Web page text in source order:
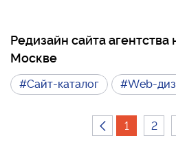
Редизайн сайта
Москве
#Сайт-каталог #Web-
1 2